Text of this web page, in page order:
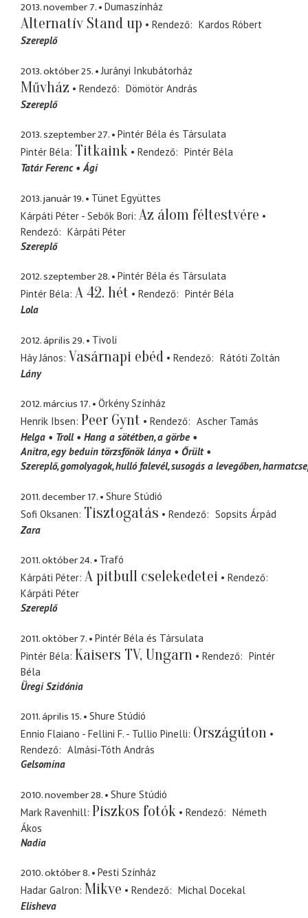
2013. november 7. Dumaszínház
Alternatív Stand up Rendező
Kardos Róbert
Szereplő
2013. október 25. Jurányi Inkubátorház
Művház Rendező
Dömötör András
Szereplő
2013. szeptember 27.
Pintér Béla és Társulata
Pintér Béla Titkaink Rendező
Pintér Béla
Tatár Ferenc
Ági
2013. január 19.
Tünet Együttes
Kárpáti Péter - Sebők Bori Az álom féltestvére
Rendező
Kárpáti Péter
Szereplő
2012. szeptember 28.
Pintér Béla és Társulata
Pintér Béla A 42. hét Rendező
Pintér Béla
Lola
2012. április 29.
Tivoli
Háy János Vasárnapi ebéd Rendező
Rátóti Zoltán
Lány
2012. március 17.
Örkény Színház
Henrik Ibsen Peer Gynt Rendező
Ascher Tamás
Helga
Troll Hang a sötétben a görbe
Anitra egy beduin törzsfőnök lánya
Őrült
Szereplő gomolyagok, hulló falevél, susogás a levegőben,
2011. december 17.
Shure Stúdió
Sofi Oksanen Tisztogatás Rendező
Sopsits Árpád
Zara
2011. október 24.
Trafó
Kárpáti Péter A pitbull cselekedetei
Rendező
Kárpáti Péter
Szereplő
2011. október 7.
Pintér Béla és Társulata
Pintér Béla Kaisers TV, Ungarn Rendező
Pintér
Béla
Üregi Szidónia
2011. április 15.
Shure Stúdió
Ennio Flaiano - Fellini F. - Tullio Pinelli Országúton
Rendező
Almási-Tóth András
Gelsomina
2010. november 28.
Shure Stúdió
Mark Ravenhill Piszkos fotók Rendező
Németh
Ákos
Nadia
2010. október 8.
Pesti Színház
Hadar Galron Mikve Rendező
Michal Docekal
Elisheva